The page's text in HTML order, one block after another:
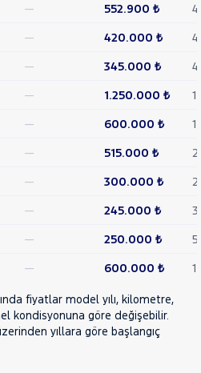
— 552.900 ₺
4
— 420.000 ₺
4
— 345.000 ₺
4
— 1.250.000 ₺
1
— 600.000 ₺
1
— 515.000 ₺
2
— 300.000 ₺
2
— 245.000 ₺
3
— 250.000 ₺
5
— 600.000 ₺ 1
fiyatlar model yılı, kilometre,
kondisyonuna göre değişebilir.
yıllara göre başlangıç